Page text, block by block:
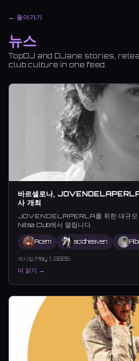
← 돌아가기
뉴스
TopDJ and DJane stories,
club culture in one feed.
바르셀로나, JOVENDELAPERLA
사 개최
JOVENDELAPERLA를 위한 대규모
Nitsa Club에서 열립니다.
Acem acidheaven
게시일 May 1, 2026
더 읽기 →